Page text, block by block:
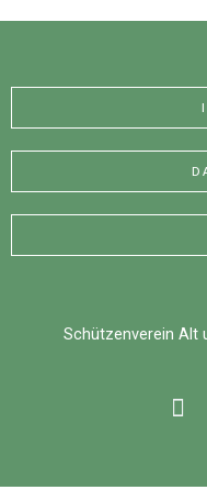
Schützenverein Alt